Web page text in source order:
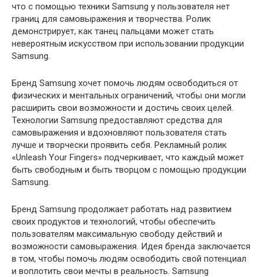
что с помощью техники Samsung у пользователя нет
границ для самовыражения и творчества. Ролик
демонстрирует, как танец пальцами может стать
невероятным искусством при использовании продукции
Samsung.
Бренд Samsung хочет помочь людям освободиться от
физических и ментальных ограничений, чтобы они могли
расширить свои возможности и достичь своих целей.
Технологии Samsung предоставляют средства для
самовыражения и вдохновляют пользователя стать
лучше и творчески проявить себя. Рекламный ролик
«Unleash Your Fingers» подчеркивает, что каждый может
быть свободным и быть творцом с помощью продукции
Samsung.
Бренд Samsung продолжает работать над развитием
своих продуктов и технологий, чтобы обеспечить
пользователям максимальную свободу действий и
возможности самовыражения. Идея бренда заключается
в том, чтобы помочь людям освободить свой потенциал
и воплотить свои мечты в реальность. Samsung